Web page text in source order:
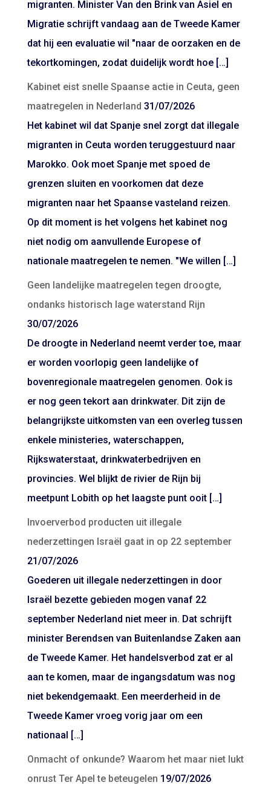
migranten. Minister Van den Brink van Asiel en
Migratie schrijft vandaag aan de Tweede Kamer
dat hij een evaluatie wil "naar de oorzaken en de
tekortkomingen, zodat duidelijk wordt hoe […]
Kabinet eist snelle Spaanse actie in Ceuta, geen
maatregelen in Nederland 31/07/2026
Het kabinet wil dat Spanje snel zorgt dat illegale
migranten in Ceuta worden teruggestuurd naar
Marokko. Ook moet Spanje met spoed de
grenzen sluiten en voorkomen dat deze
migranten naar het Spaanse vasteland reizen.
Op dit moment is het volgens het kabinet nog
niet nodig om aanvullende Europese of
nationale maatregelen te nemen. "We willen […]
Geen landelijke maatregelen tegen droogte,
ondanks historisch lage waterstand Rijn
30/07/2026
De droogte in Nederland neemt verder toe, maar
er worden voorlopig geen landelijke of
bovenregionale maatregelen genomen. Ook is
er nog geen tekort aan drinkwater. Dit zijn de
belangrijkste uitkomsten van een overleg tussen
enkele ministeries, waterschappen,
Rijkswaterstaat, drinkwaterbedrijven en
provincies. Wel blijkt de rivier de Rijn bij
meetpunt Lobith op het laagste punt ooit […]
Invoerverbod producten uit illegale
nederzettingen Israël gaat in op 22 september
21/07/2026
Goederen uit illegale nederzettingen in door
Israël bezette gebieden mogen vanaf 22
september Nederland niet meer in. Dat schrijft
minister Berendsen van Buitenlandse Zaken aan
de Tweede Kamer. Het handelsverbod zat er al
aan te komen, maar de ingangsdatum was nog
niet bekendgemaakt. Een meerderheid in de
Tweede Kamer vroeg vorig jaar om een
nationaal […]
Onmacht of onkunde? Waarom het maar niet lukt
onrust Ter Apel te beteugelen 19/07/2026